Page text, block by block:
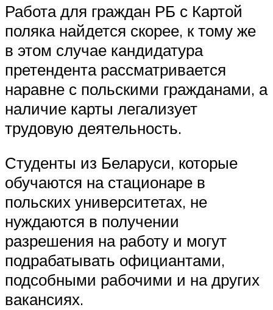
Работа для граждан РБ с Картой
поляка найдется скорее, к тому же
в этом случае кандидатура
претендента рассматривается
наравне с польскими гражданами, а
наличие карты легализует
трудовую деятельность.
Студенты из Беларуси, которые
обучаются на стационаре в
польских университетах, не
нуждаются в получении
разрешения на работу и могут
подрабатывать официантами,
подсобными рабочими и на других
вакансиях.